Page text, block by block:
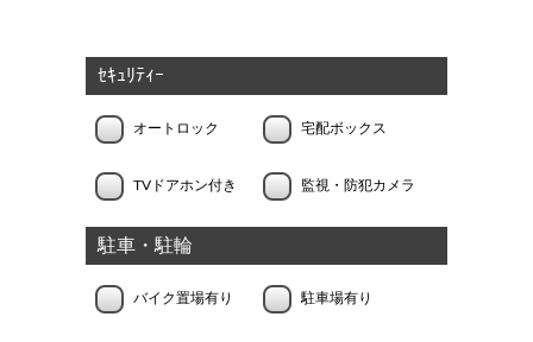
ｾｷｭﾘﾃｨｰ
オートロック 宅配ボックス
TVドアホン付き 監視・防犯カメラ
駐車・駐輪
バイク置場有り 駐車場有り